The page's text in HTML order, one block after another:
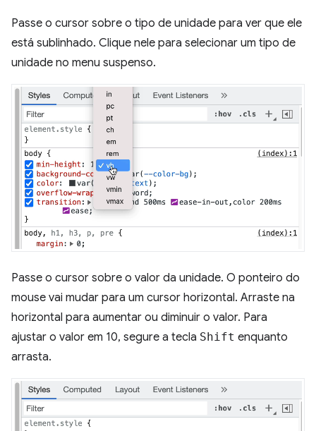
Passe o cursor sobre o tipo de unidade para ver que ele
está sublinhado. Clique nele para selecionar um tipo de
unidade no menu suspenso.
Passe o cursor sobre o valor da unidade. O ponteiro do
mouse vai mudar para um cursor horizontal. Arraste na
horizontal para aumentar ou diminuir o valor. Para
ajustar o valor em 10, segure a tecla Shift enquanto
arrasta.